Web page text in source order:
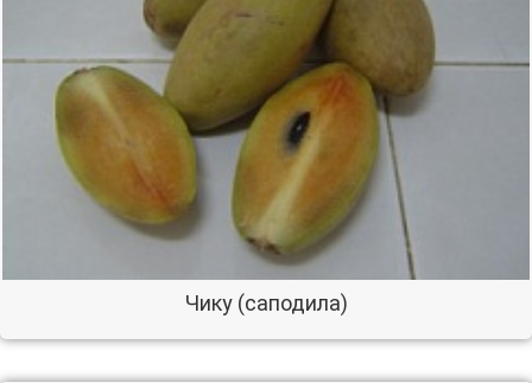
Чику (саподила)